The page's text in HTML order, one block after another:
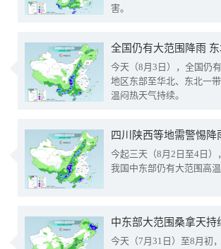
害。
全国仍有大范围降雨
今天（8月3日），全国仍
地区东部至华北、东北一
温闷热天气持续。
今起三天（8月2日至4日
我国中东部仍有大范围高
中东部大范围桑拿天
今天（7月31日）至8月初